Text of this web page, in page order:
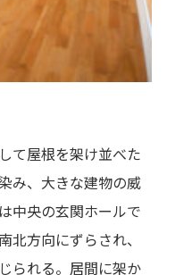
て屋根を架け並べた
み、大きな建物の威
中央の玄関ホールで
北方向にずらされ、
られる。居間に架か